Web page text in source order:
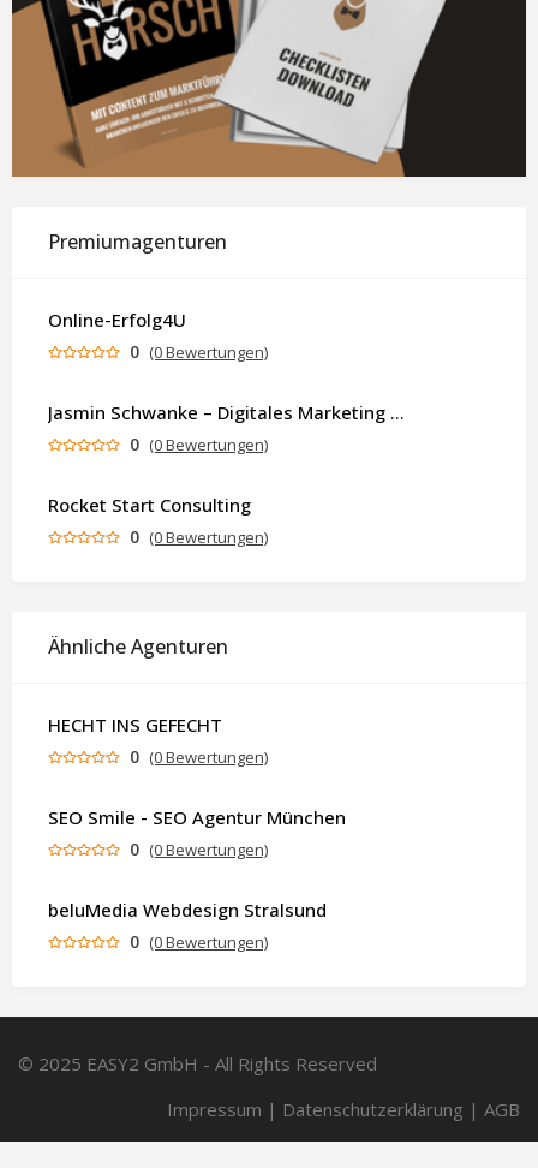
Premiumagenturen
Online-Erfolg4U
0 (0 Bewertungen)
Jasmin Schwanke – Digitales Marketing & KI-gestützte Contenterstellung
0 (0 Bewertungen)
Rocket Start Consulting
0 (0 Bewertungen)
Ähnliche Agenturen
HECHT INS GEFECHT
0 (0 Bewertungen)
SEO Smile - SEO Agentur München
0 (0 Bewertungen)
beluMedia Webdesign Stralsund
0 (0 Bewertungen)
© 2025 EASY2 GmbH - All Rights Reserved
Impressum | Datenschutzerklärung | AGB